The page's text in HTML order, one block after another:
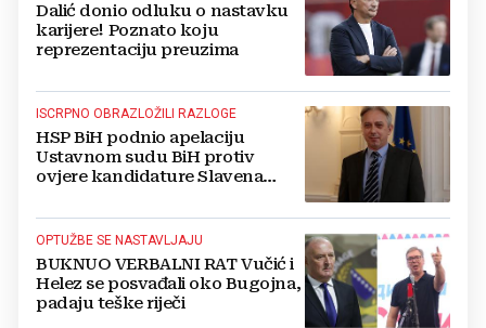
Dalić donio odluku o nastavku
karijere! Poznato koju
reprezentaciju preuzima
ISCRPNO OBRAZLOŽILI RAZLOGE
HSP BiH podnio apelaciju
Ustavnom sudu BiH protiv
ovjere kandidature Slavena
OPTUŽBE SE NASTAVLJAJU
BUKNUO VERBALNI RAT Vučić i
Helez se posvađali oko Bugojna,
padaju teške riječi